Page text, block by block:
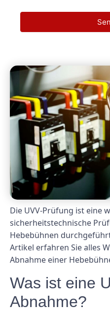
Die UVV-Prüfung ist eine
sicherheitstechnische
Hebebühnen
Artikel erfahren Sie alles
Abnahme einer
Was ist eine
Abnahme?